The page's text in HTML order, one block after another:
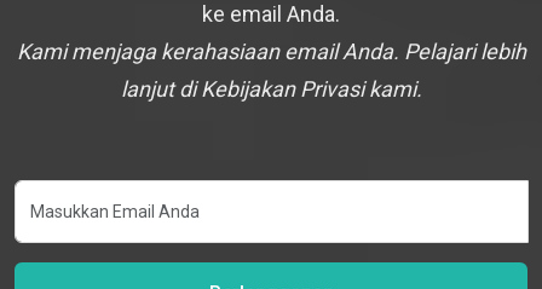
ke email Anda.
Kami menjaga kerahasiaan email Anda. Pelajari lebih
lanjut di Kebijakan Privasi kami.